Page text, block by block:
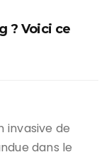
? Voici ce
invasive de
dans le